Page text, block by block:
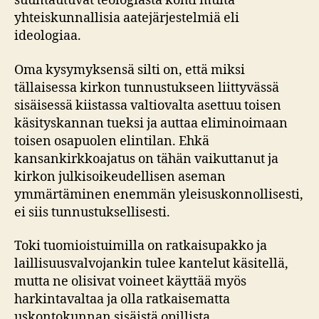
yhteiskunnallisia aatejärjestelmiä eli
ideologiaa.
Oma kysymyksensä silti on, että miksi
tällaisessa kirkon tunnustukseen liittyvässä
sisäisessä kiistassa valtiovalta asettuu toisen
käsityskannan tueksi ja auttaa eliminoimaan
toisen osapuolen elintilan. Ehkä
kansankirkkoajatus on tähän vaikuttanut ja
kirkon julkisoikeudellisen aseman
ymmärtäminen enemmän yleisuskonnollisesti,
ei siis tunnustuksellisesti.
Toki tuomioistuimilla on ratkaisupakko ja
laillisuusvalvojankin tulee kantelut käsitellä,
mutta ne olisivat voineet käyttää myös
harkintavaltaa ja olla ratkaisematta